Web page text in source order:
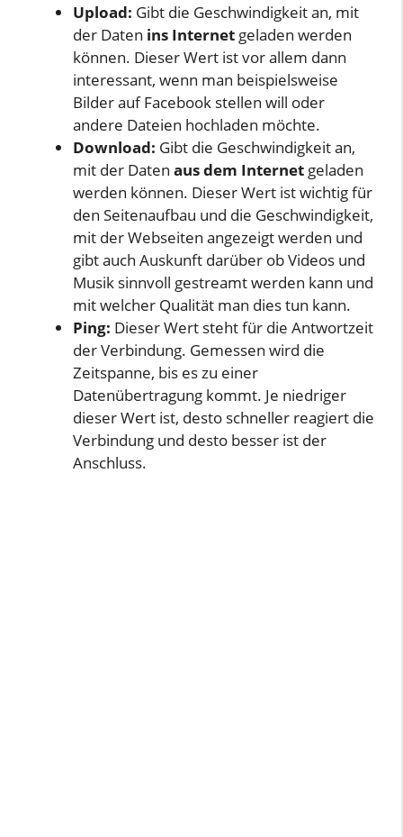
y
V
i
d
e
o
Upload: Gibt die Geschwindigkeit an, mit
der Daten ins Internet geladen werden
können. Dieser Wert ist vor allem dann
interessant, wenn man beispielsweise
Bilder auf Facebook stellen will oder
andere Dateien hochladen möchte.
Download: Gibt die Geschwindigkeit an,
mit der Daten aus dem Internet geladen
werden können. Dieser Wert ist wichtig für
den Seitenaufbau und die Geschwindigkeit,
mit der Webseiten angezeigt werden und
gibt auch Auskunft darüber ob Videos und
Musik sinnvoll gestreamt werden kann und
mit welcher Qualität man dies tun kann.
Ping: Dieser Wert steht für die Antwortzeit
der Verbindung. Gemessen wird die
Zeitspanne, bis es zu einer
Datenübertragung kommt. Je niedriger
dieser Wert ist, desto schneller reagiert die
Verbindung und desto besser ist der
Anschluss.